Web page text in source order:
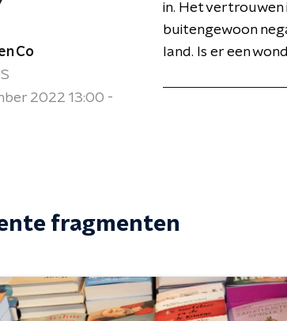
Co
2022 13:00 -
in. Het vertrouwen
buitengewoon
land. Is er een
fragmenten